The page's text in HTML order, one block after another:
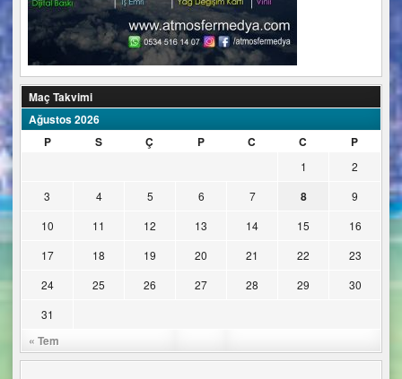
Maç Takvimi
Ağustos 2026
P
S Ç P C C P
« Tem
1
2
3
4 5 6 7 8
9
10
11 12 13 14 15
16
17
18 19 20 21 22
23
24
25 26 27 28 29
30
31